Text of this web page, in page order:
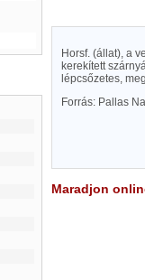
Horsf. (állat), a
kerekített
lépcsőzetes,
Forrás: Pallas
Maradjon